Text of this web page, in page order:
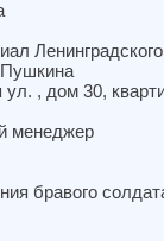
Ленинградского
Пушкина
, дом 30,
менеджер
бравого